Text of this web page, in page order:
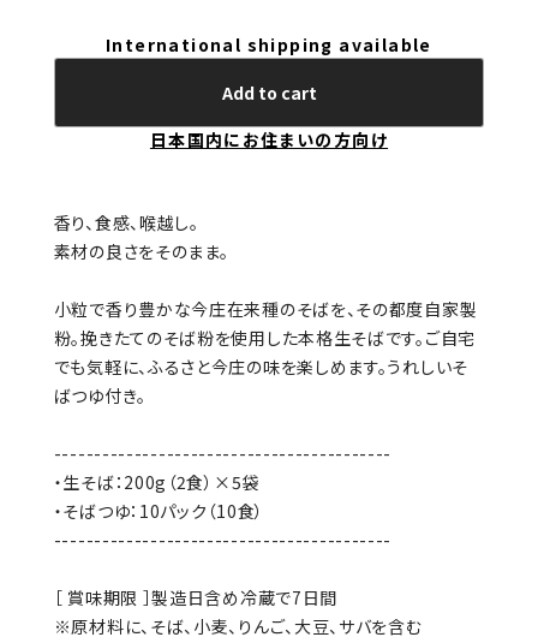
International shipping available
Add to cart
日本国内にお住まいの方向け
香り、食感、喉越し。
素材の良さをそのまま。
小粒で香り豊かな今庄在来種のそばを、その都度自家製
粉。挽きたてのそば粉を使用した本格生そばです。ご自宅
でも気軽に、ふるさと今庄の味を楽しめます。うれしいそ
ばつゆ付き。
------------------------------------------
・生そば：200g（2食）×5袋
・そばつゆ：10パック（10食）
------------------------------------------
［ 賞味期限 ］製造日含め冷蔵で7日間
※原材料に、そば、小麦、りんご、大豆、サバを含む